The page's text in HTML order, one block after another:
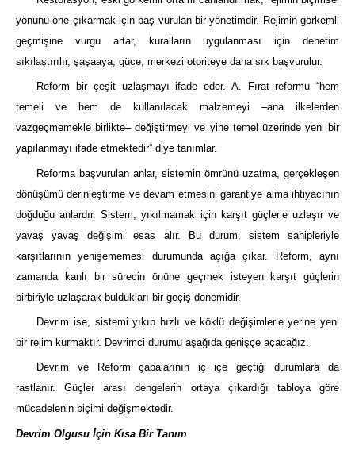
yönünü öne çıkarmak için baş vurulan bir yönetimdir. Rejimin görkemli
geçmişine vurgu artar, kuralların uygulanması için denetim
sıkılaştırılır, şaşaaya, güce, merkezi otoriteye daha sık başvurulur.
Reform bir çeşit uzlaşmayı ifade eder. A. Fırat reformu “hem
temeli ve hem de kullanılacak malzemeyi –ana ilkelerden
vazgeçmemekle birlikte– değiştirmeyi ve yine temel üzerinde yeni bir
yapılanmayı ifade etmektedir” diye tanımlar.
Reforma başvurulan anlar, sistemin ömrünü uzatma, gerçekleşen
dönüşümü derinleştirme ve devam etmesini garantiye alma ihtiyacının
doğduğu anlardır. Sistem, yıkılmamak için karşıt güçlerle uzlaşır ve
yavaş yavaş değişimi esas alır. Bu durum, sistem sahipleriyle
karşıtlarının yenişememesi durumunda açığa çıkar. Reform, aynı
zamanda kanlı bir sürecin önüne geçmek isteyen karşıt güçlerin
birbiriyle uzlaşarak buldukları bir geçiş dönemidir.
Devrim ise, sistemi yıkıp hızlı ve köklü değişimlerle yerine yeni
bir rejim kurmaktır. Devrimci durumu aşağıda genişçe açacağız.
Devrim ve Reform çabalarının iç içe geçtiği durumlara da
rastlanır. Güçler arası dengelerin ortaya çıkardığı tabloya göre
mücadelenin biçimi değişmektedir.
Devrim Olgusu İçin Kısa Bir Tanım